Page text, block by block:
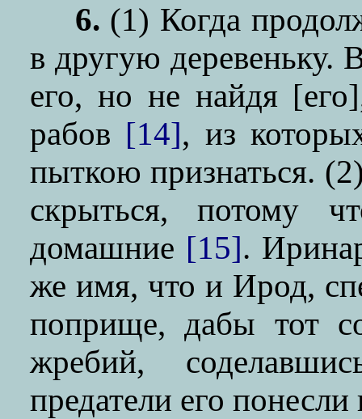
6. (1) Когда
в другую деревеньку.
его, но не найдя
рабов [14], из
пыткою признаться.
скрыться, потому
домашние [15].
же имя, что и Ирод,
поприще, дабы тот
жребий,
предатели его